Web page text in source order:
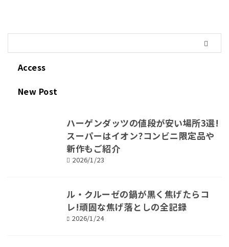
Access
New Post
ハーゲンダッツの値段が安い場所3選!
スーパーはイオン?コンビニ限定品や
新作もご紹介
2026/1/23
ル・クルーゼの鍋が黒く焦げたらコ
レ!頑固な焦げ落としの全記録
2026/1/24